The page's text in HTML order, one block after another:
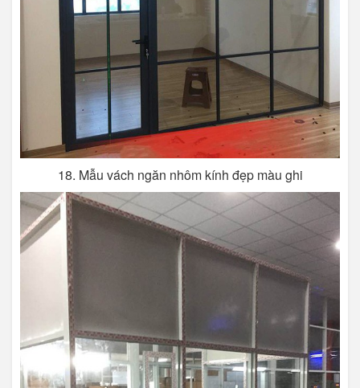
18. Mẫu vách ngăn nhôm kính đẹp màu ghi